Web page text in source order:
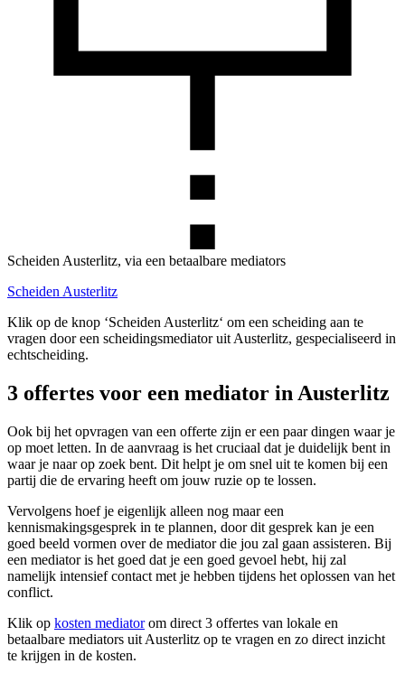
Scheiden Austerlitz, via een betaalbare mediators
Scheiden Austerlitz
Klik op de knop ‘Scheiden Austerlitz‘ om een scheiding aan te
vragen door een scheidingsmediator uit Austerlitz, gespecialiseerd in
echtscheiding.
3 offertes voor een mediator in Austerlitz
Ook bij het opvragen van een offerte zijn er een paar dingen waar je
op moet letten. In de aanvraag is het cruciaal dat je duidelijk bent in
waar je naar op zoek bent. Dit helpt je om snel uit te komen bij een
partij die de ervaring heeft om jouw ruzie op te lossen.
Vervolgens hoef je eigenlijk alleen nog maar een
kennismakingsgesprek in te plannen, door dit gesprek kan je een
goed beeld vormen over de mediator die jou zal gaan assisteren. Bij
een mediator is het goed dat je een goed gevoel hebt, hij zal
namelijk intensief contact met je hebben tijdens het oplossen van het
conflict.
Klik op kosten mediatorom direct 3 offertes van lokale en
betaalbare mediators uit Austerlitz op te vragen en zo direct inzicht
te krijgen in de kosten.